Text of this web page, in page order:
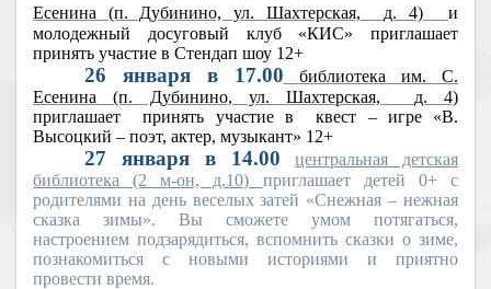
Есенина (п. Дубинино, ул. Шахтерская,
д. 4)
и
молодежный досуговый клуб «КИС» приглашает
принять участие в Стендап шоу 12+
26 января в 17.00
библиотека им. С.
Есенина (п. Дубинино, ул. Шахтерская,
д. 4)
приглашает
принять участие в
квест – игре «В.
Высоцкий – поэт, актер, музыкант» 12+
27 января в 14.00центральная детская
библиотека (2 м-он, д.10) приглашает детей 0+ с
родителями на день веселых затей «Снежная – нежная
сказка зимы». Вы сможете умом потягаться,
настроением подзарядиться, вспомнить сказки о зиме,
познакомиться с новыми историями и приятно
провести время.